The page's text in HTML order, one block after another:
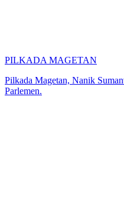
PILKADA MAGETAN
Pilkada Magetan, Nanik
Parlemen.